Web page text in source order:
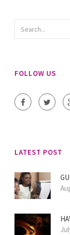
FOLLOW US
LATEST POST